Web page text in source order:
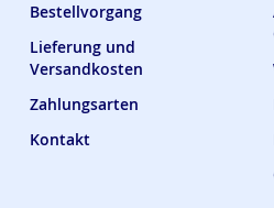
Bestellvorgang
Lieferung und
Versandkosten
Zahlungsarten
Kontakt